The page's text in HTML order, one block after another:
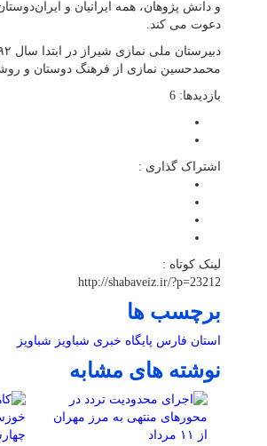
و دانش پژوهان، همه ایرانیان و
دعوت می کند.
محمدحسین نمازی از فرهنگ دوستان و
بازدیدها: 6
اشتراک گذاری :
لینک کوتاه :
http://shabaveiz.ir/?p=23212
برچسب ها
استان فارس پایگاه خبری شباویز شباویز
نوشته های مشابه